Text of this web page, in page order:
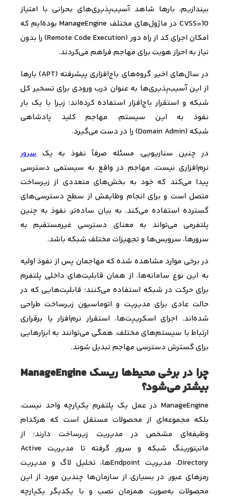
بیندازیم، بارها شاهد آسیب‌پذیری‌های بحرانی با امتیاز
CVSS=10 در ماژول‌های مختلف ManageEngine بوده‌ایم که
امکان اجرای کد از راه دور(Remote Code Execution) را بدون
نیاز به احراز هویت برای مهاجم فراهم می‌کردند.
در سال‌های اخیر، گروه‌های باج‌افزاری پیشرفته(APT) بارها
از این آسیب‌پذیری‌ها به عنوان درب ورودی برای تسخیر کل
شبکه و استقرار باج‌افزار استفاده کرده‌اند؛ زیرا با یک بار
نفوذ به این سیستم، مهاجم کلید پادشاهی
شبکه (Domain Admin) را در دست می‌گیرد.
در چنین سناریویی، مسئله صرفاً نفوذ به یک سرور
نرم‌افزاری نیست. مهاجم در واقع به سیستمی دسترسی
پیدا می‌کند که خود به بخش‌های متعددی از زیرساخت
متصل است و برای انجام وظایفش از سطح دسترسی‌های
گسترده استفاده می‌کند. به بیان ساده‌تر، نفوذ به چنین
پلتفرمی می‌تواند به معنای دسترسی غیرمستقیم به
سرورها، سرویس‌ها و تجهیزات مختلف شبکه باشد.
در برخی موارد مشاهده شده که مهاجمان پس از نفوذ اولیه
به این نوع سامانه‌ها، از همان قابلیت‌های داخلی پلتفرم
برای حرکت در شبکه استفاده می‌کنند؛ قابلیت‌هایی که در
حالت عادی برای مدیریت و اتوماسیون زیرساخت طراحی
شده‌اند. اجرای اسکریپت‌ها، استقرار نرم‌افزار یا برقراری
ارتباط با سیستم‌های مختلف، همگی می‌توانند به ابزارهایی
برای گسترش دسترسی مهاجم تبدیل شوند.
چرا در برخی محیط‌ها ریسک ManageEngine
بیشتر می‌شود؟
ManageEngine در عمل یک پلتفرم یکپارچه واحد نیست،
بلکه مجموعه‌ای از محصولات مستقل است که هرکدام
وظیفه‌ای مشخص در مدیریت زیرساخت دارند؛ از
مانیتورینگ شبکه و سرور گرفته تا مدیریت Active
Directory، مدیریت Endpointها، تحلیل لاگ و مدیریت
رمزهای عبور. در بسیاری از سازمان‌ها چندین مورد از این
محصولات به‌صورت همزمان نصب و با یکدیگر یکپارچه